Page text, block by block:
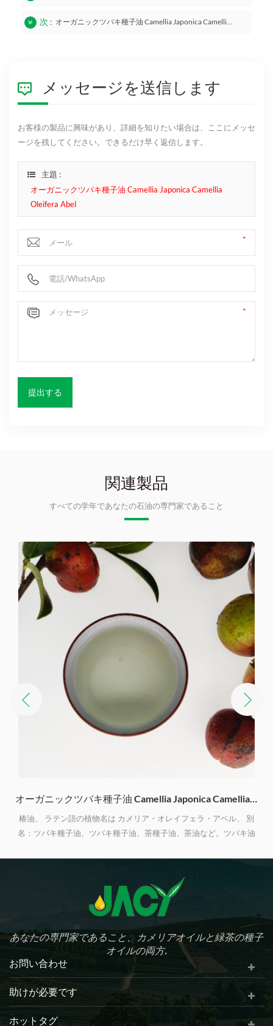
次 :
メッセージを送信します
お客様の製品に興味があり、詳細を知りたい場合は、ここにメッセ
ージを残してください。できるだけ早く返信します。
主題 :
オーガニックツバキ種子油 Camellia Japonica Camellia
Oleifera Abel
関連製品
すべての学年であなたの石油の専門家であること
椿油、 ラテン語の植物名は カメリア・オレイフェラ・アベル、 別
名：ツバキ種子油、ツバキ種子油、茶種子油、茶油など。ツバキ油
オレイン酸、リノール酸、茶ポリフェノール、VE、スクアレン、そ
の他各種抗酸化物質などを豊富に含む 。 椿油は料理、化粧品、医薬
品、工業などに幅広く使用されています。
あなたの専門家であること、カメリアオイルと緑茶の種子
オイルの両方.
お問い合わせ
助けが必要です
ホットタグ